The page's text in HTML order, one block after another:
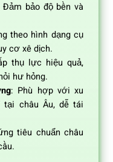
Đảm bảo độ bền và
theo hình dạng cụ
cơ xê dịch.
thụ lực hiệu quả,
hư hỏng.
: Phù hợp với xu
tại châu Âu, dễ tái
tiêu chuẩn châu